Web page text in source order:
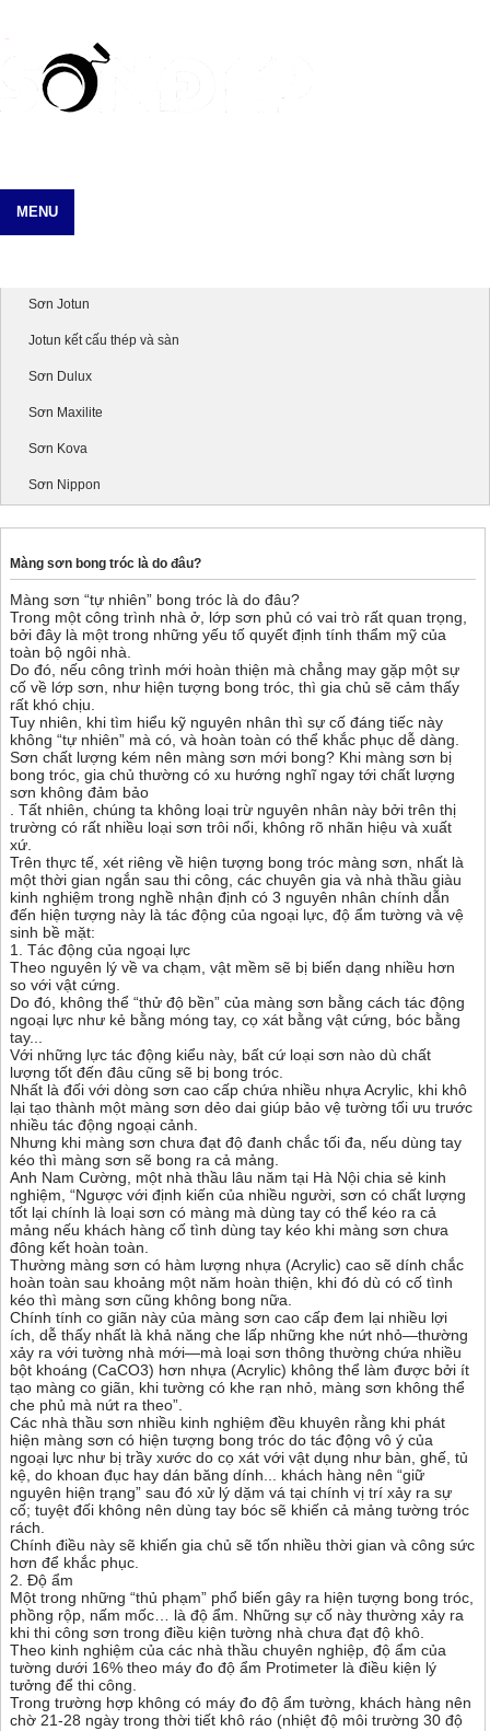
MENU
Sơn Jotun
Jotun kết cấu thép và sàn
Sơn Dulux
Sơn Maxilite
Sơn Kova
Sơn Nippon
Màng sơn bong tróc là do đâu?
Màng sơn “tự nhiên” bong tróc là do đâu?
Trong một công trình nhà ở, lớp sơn phủ có vai trò rất quan trọng,
bởi đây là một trong những yếu tố quyết định tính thẩm mỹ của
toàn bộ ngôi nhà.
Do đó, nếu công trình mới hoàn thiện mà chẳng may gặp một sự
cố về lớp sơn, như hiện tượng bong tróc, thì gia chủ sẽ cảm thấy
rất khó chịu.
Tuy nhiên, khi tìm hiểu kỹ nguyên nhân thì sự cố đáng tiếc này
không “tự nhiên” mà có, và hoàn toàn có thể khắc phục dễ dàng.
Sơn chất lượng kém nên màng sơn mới bong? Khi màng sơn bị
bong tróc, gia chủ thường có xu hướng nghĩ ngay tới chất lượng
sơn không đảm bảo
. Tất nhiên, chúng ta không loại trừ nguyên nhân này bởi trên thị
trường có rất nhiều loại sơn trôi nổi, không rõ nhãn hiệu và xuất
xứ.
Trên thực tế, xét riêng về hiện tượng bong tróc màng sơn, nhất là
một thời gian ngắn sau thi công, các chuyên gia và nhà thầu giàu
kinh nghiệm trong nghề nhận định có 3 nguyên nhân chính dẫn
đến hiện tượng này là tác động của ngoại lực, độ ẩm tường và vệ
sinh bề mặt:
1. Tác động của ngoại lực
Theo nguyên lý về va chạm, vật mềm sẽ bị biến dạng nhiều hơn
so với vật cứng.
Do đó, không thể “thử độ bền” của màng sơn bằng cách tác động
ngoại lực như kẻ bằng móng tay, cọ xát bằng vật cứng, bóc bằng
tay...
Với những lực tác động kiểu này, bất cứ loại sơn nào dù chất
lượng tốt đến đâu cũng sẽ bị bong tróc.
Nhất là đối với dòng sơn cao cấp chứa nhiều nhựa Acrylic, khi khô
lại tạo thành một màng sơn dẻo dai giúp bảo vệ tường tối ưu trước
nhiều tác động ngoại cảnh.
Nhưng khi màng sơn chưa đạt độ đanh chắc tối đa, nếu dùng tay
kéo thì màng sơn sẽ bong ra cả mảng.
Anh Nam Cường, một nhà thầu lâu năm tại Hà Nội chia sẻ kinh
nghiệm, “Ngược với định kiến của nhiều người, sơn có chất lượng
tốt lại chính là loại sơn có màng mà dùng tay có thể kéo ra cả
mảng nếu khách hàng cố tình dùng tay kéo khi màng sơn chưa
đông kết hoàn toàn.
Thường màng sơn có hàm lượng nhựa (Acrylic) cao sẽ dính chắc
hoàn toàn sau khoảng một năm hoàn thiện, khi đó dù có cố tình
kéo thì màng sơn cũng không bong nữa.
Chính tính co giãn này của màng sơn cao cấp đem lại nhiều lợi
ích, dễ thấy nhất là khả năng che lấp những khe nứt nhỏ—thường
xảy ra với tường nhà mới—mà loại sơn thông thường chứa nhiều
bột khoáng (CaCO3) hơn nhựa (Acrylic) không thể làm được bởi ít
tạo màng co giãn, khi tường có khe rạn nhỏ, màng sơn không thể
che phủ mà nứt ra theo”.
Các nhà thầu sơn nhiều kinh nghiệm đều khuyên rằng khi phát
hiện màng sơn có hiện tượng bong tróc do tác động vô ý của
ngoại lực như bị trầy xước do cọ xát với vật dụng như bàn, ghế, tủ
kệ, do khoan đục hay dán băng dính... khách hàng nên “giữ
nguyên hiện trạng” sau đó xử lý dặm vá tại chính vị trí xảy ra sự
cố; tuyệt đối không nên dùng tay bóc sẽ khiến cả mảng tường tróc
rách.
Chính điều này sẽ khiến gia chủ sẽ tốn nhiều thời gian và công sức
hơn để khắc phục.
2. Độ ẩm
Một trong những “thủ phạm” phổ biến gây ra hiện tượng bong tróc,
phồng rộp, nấm mốc… là độ ẩm. Những sự cố này thường xảy ra
khi thi công sơn trong điều kiện tường nhà chưa đạt độ khô.
Theo kinh nghiệm của các nhà thầu chuyên nghiệp, độ ẩm của
tường dưới 16% theo máy đo độ ẩm Protimeter là điều kiện lý
tưởng để thi công.
Trong trường hợp không có máy đo độ ẩm tường, khách hàng nên
chờ 21-28 ngày trong thời tiết khô ráo (nhiệt độ môi trường 30 độ